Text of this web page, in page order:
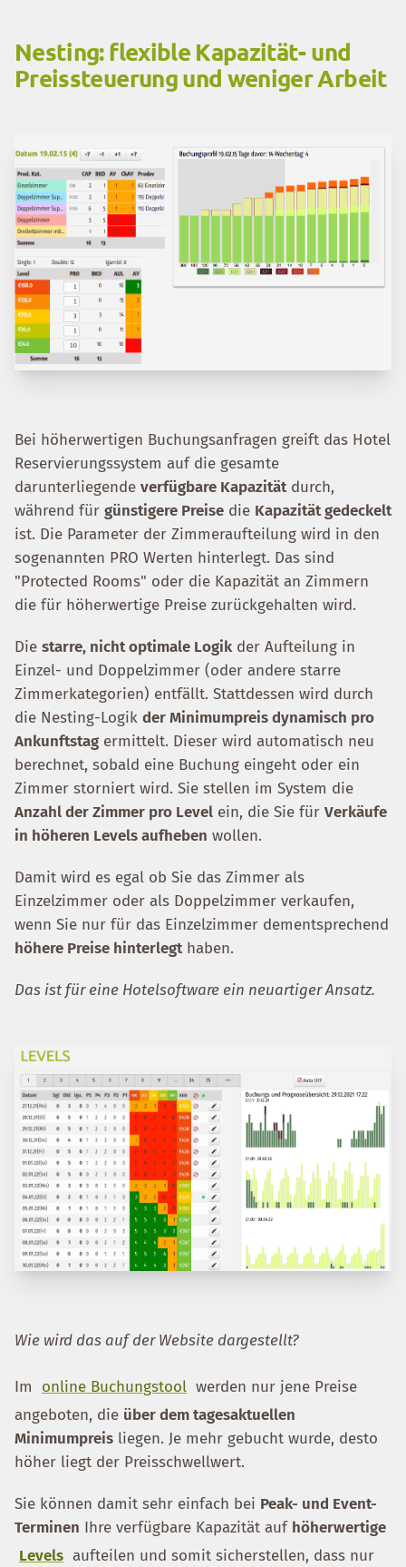
Nesting: flexible Kapazität- und
Preissteuerung und weniger Arbeit
Bei höherwertigen Buchungsanfragen greift das Hotel
Reservierungssystem auf die gesamte
darunterliegende verfügbare Kapazitätdurch,
während für günstigere Preise die Kapazität gedeckelt
ist. Die Parameter der Zimmeraufteilung wird in den
sogenannten PRO Werten hinterlegt. Das sind
"Protected Rooms" oder die Kapazität an Zimmern
die für höherwertige Preise zurückgehalten wird.
Die starre, nicht optimale Logik der Aufteilung in
Einzel- und Doppelzimmer (oder andere starre
Zimmerkategorien) entfällt. Stattdessen wird durch
die Nesting-Logik der Minimumpreis dynamisch pro
Ankunftstag ermittelt. Dieser wird automatisch neu
berechnet, sobald eine Buchung eingeht oder ein
Zimmer storniert wird. Sie stellen im System die
Anzahl der Zimmer pro Level ein, die Sie für Verkäufe
in höheren Levels aufheben wollen.
Damit wird es egal ob Sie das Zimmer als
Einzelzimmer oder als Doppelzimmer verkaufen,
wenn Sie nur für das Einzelzimmer dementsprechend
höhere Preise hinterlegthaben.
Das ist für eine Hotelsoftware ein neuartiger Ansatz.
Wie wird das auf der Website dargestellt?
Im online Buchungstool werden nur jene Preise
angeboten, die über dem tagesaktuellen
Minimumpreis liegen. Je mehr gebucht wurde, desto
höher liegt der Preisschwellwert.
Sie können damit sehr einfach bei Peak- und Event-
Terminen Ihre verfügbare Kapazität auf höherwertige
Levels aufteilen und somit sicherstellen, dass nur